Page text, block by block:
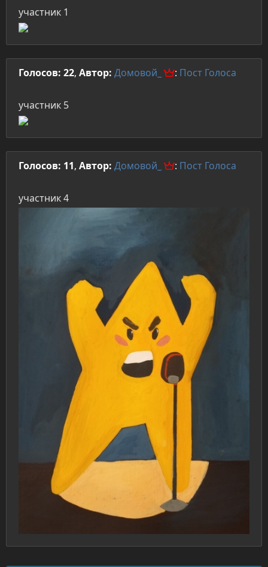
участник 1
Голосов: 22, Автор: Домовой_ : Пост Голоса
участник 5
Голосов: 11, Автор: Домовой_ : Пост Голоса
участник 4